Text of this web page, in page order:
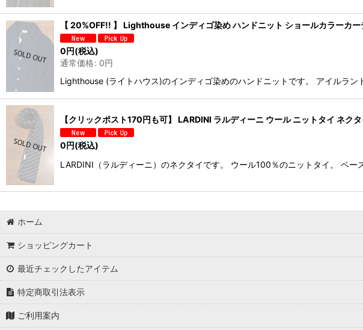
【 20%OFF!! 】 Lighthouse インディゴ染め ハンドニット ショールカラーカ
0円(税込)
通常価格: 0円
Lighthouse (ライトハウス)のインディゴ染めのハンドニットです。 アイルラ
【クリックポスト170円も可】 LARDINI ラルディーニ ウール ニットタイ ネク
0円(税込)
LARDINI（ラルディーニ）のネクタイです。 ウール100％のニットタイ。 ベ
ホーム
ショッピングカート
最近チェックしたアイテム
特定商取引法表示
ご利用案内